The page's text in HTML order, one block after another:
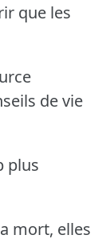
que les
de vie
plus
mort, elles